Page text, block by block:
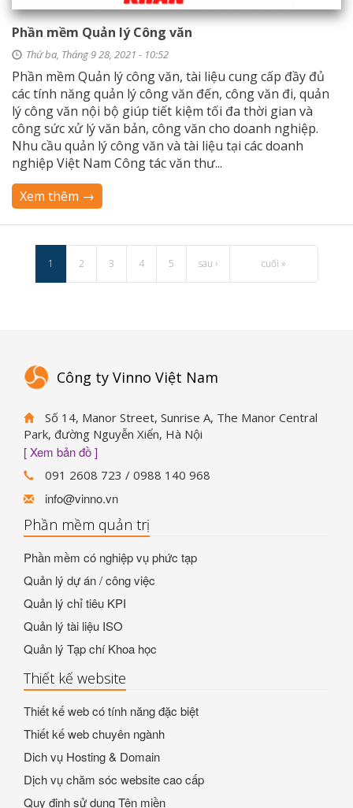
Phần mềm Quản lý Công văn
Thứ ba, Tháng 9 28, 2021 - 10:52
Phần mềm Quản lý công văn, tài liệu cung cấp đầy đủ
các tính năng quản lý công văn đến, công văn đi, quản
lý công văn nội bộ giúp tiết kiệm tối đa thời gian và
công sức xử lý văn bản, công văn cho doanh nghiệp.
Nhu cầu quản lý công văn và tài liệu tại các doanh
nghiệp Việt Nam Công tác văn thư...
Xem thêm →
1 2 3 4 5 sau › cuối »
Công ty Vinno Việt Nam
Số 14, Manor Street, Sunrise A, The Manor Central
Park, đường Nguyễn Xiển, Hà Nội
[ Xem bản đồ ]
091 2608 723 / 0988 140 968
info@vinno.vn
Phần mềm quản trị
Phần mềm có nghiệp vụ phức tạp
Quản lý dự án / công việc
Quản lý chỉ tiêu KPI
Quản lý tài liệu ISO
Quản lý Tạp chí Khoa học
Thiết kế website
Thiết kế web có tính năng đặc biệt
Thiết kế web chuyên ngành
Dich vụ Hosting & Domain
Dịch vụ chăm sóc website cao cấp
Quy định sử dụng Tên miền